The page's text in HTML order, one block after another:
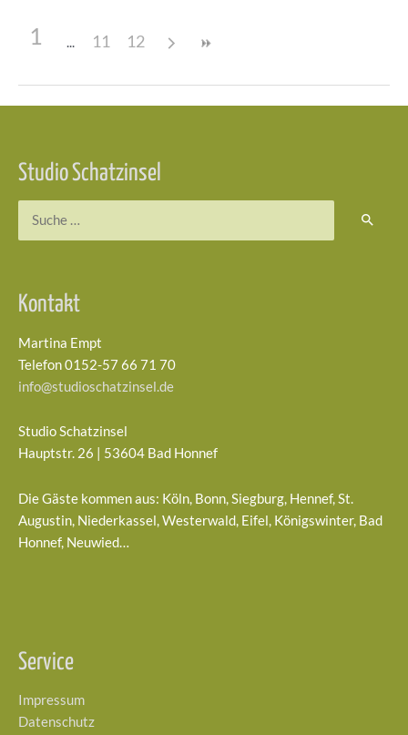
1 11 12
Studio Schatzinsel
Kontakt
Martina Empt
Telefon 0152-57 66 71 70
info@studioschatzinsel.de
Studio Schatzinsel
Hauptstr. 26 | 53604 Bad Honnef
Die Gäste kommen aus: Köln, Bonn, Siegburg, Hennef, St.
Augustin, Niederkassel, Westerwald, Eifel, Königswinter, Bad
Honnef, Neuwied…
Service
Impressum
Datenschutz